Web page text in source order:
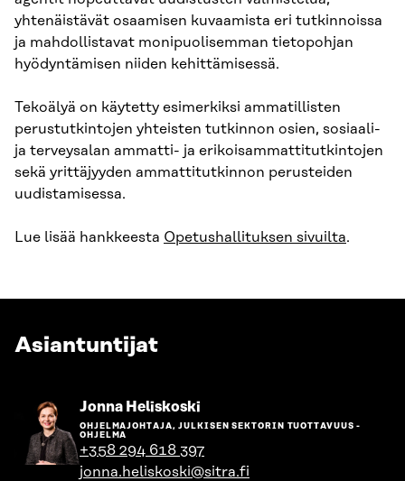
yhtenäistävät osaamisen kuvaamista eri tutkinnoissa
ja mahdollistavat monipuolisemman tietopohjan
hyödyntämisen niiden kehittämisessä.
Tekoälyä on käytetty esimerkiksi ammatillisten
perustutkintojen yhteisten tutkinnon osien, sosiaali-
ja terveysalan ammatti- ja erikoisammattitutkintojen
sekä yrittäjyyden ammattitutkinnon perusteiden
uudistamisessa.
Lue lisää hankkeesta Opetushallituksen sivuilta.
Asiantuntijat
Jonna Heliskoski
henkilön
OHJELMAJOHTAJA, JULKISEN SEKTORIN TUOTTAVUUS -
OHJELMA
+358 294 618 397
jonna.heliskoski@sitra.fi